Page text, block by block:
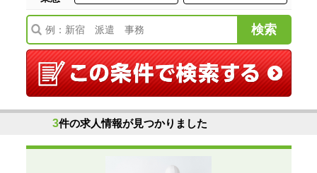
3件の求人情報が見つかりました